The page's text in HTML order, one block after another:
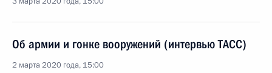
Об армии и гонке вооружений (интервью ТАСС)
2 марта 2020 года, 15:00